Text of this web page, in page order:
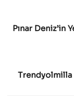
Pınar Deniz’in
Trendyolmilla